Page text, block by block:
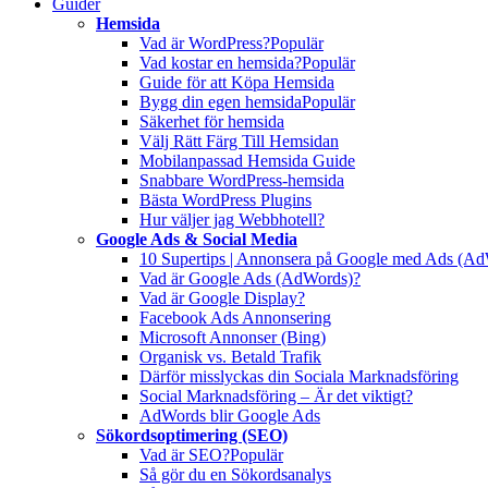
Guider
Hemsida
Vad är WordPress?Populär
Vad kostar en hemsida?Populär
Guide för att Köpa Hemsida
Bygg din egen hemsidaPopulär
Säkerhet för hemsida
Välj Rätt Färg Till Hemsidan
Mobilanpassad Hemsida Guide
Snabbare WordPress-hemsida
Bästa WordPress Plugins
Hur väljer jag Webbhotell?
Google Ads & Social Media
10 Supertips | Annonsera på Google med Ads
Vad är Google Ads (AdWords)?
Vad är Google Display?
Facebook Ads Annonsering
Microsoft Annonser (Bing)
Organisk vs. Betald Trafik
Därför misslyckas din Sociala Marknadsföring
Social Marknadsföring – Är det viktigt?
AdWords blir Google Ads
Sökordsoptimering (SEO)
Vad är SEO?Populär
Så gör du en Sökordsanalys